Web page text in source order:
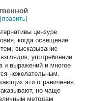
[править]
цензуре
когда освещение
высказывание
употребление
и выражений и многое
нежелательным.
эти ограничения,
но чаще
методам